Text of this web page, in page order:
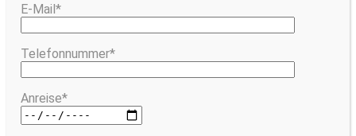
E-Mail*
Telefonnummer*
Anreise*